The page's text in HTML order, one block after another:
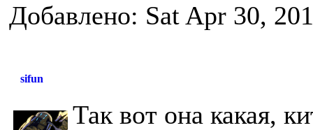
Добавлено: Sat Apr 30,
sifun
Так вот она какая,